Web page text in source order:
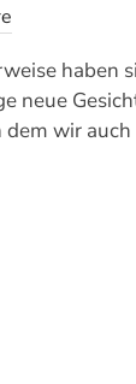
haben
neue
wir